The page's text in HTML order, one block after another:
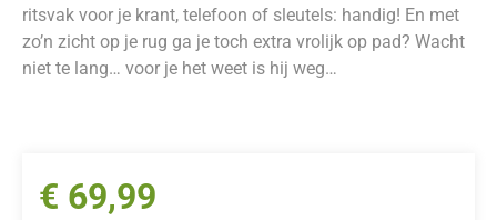
ritsvak voor je krant, telefoon of sleutels: handig! En met
zo’n zicht op je rug ga je toch extra vrolijk op pad? Wacht
niet te lang… voor je het weet is hij weg…
€ 69,99